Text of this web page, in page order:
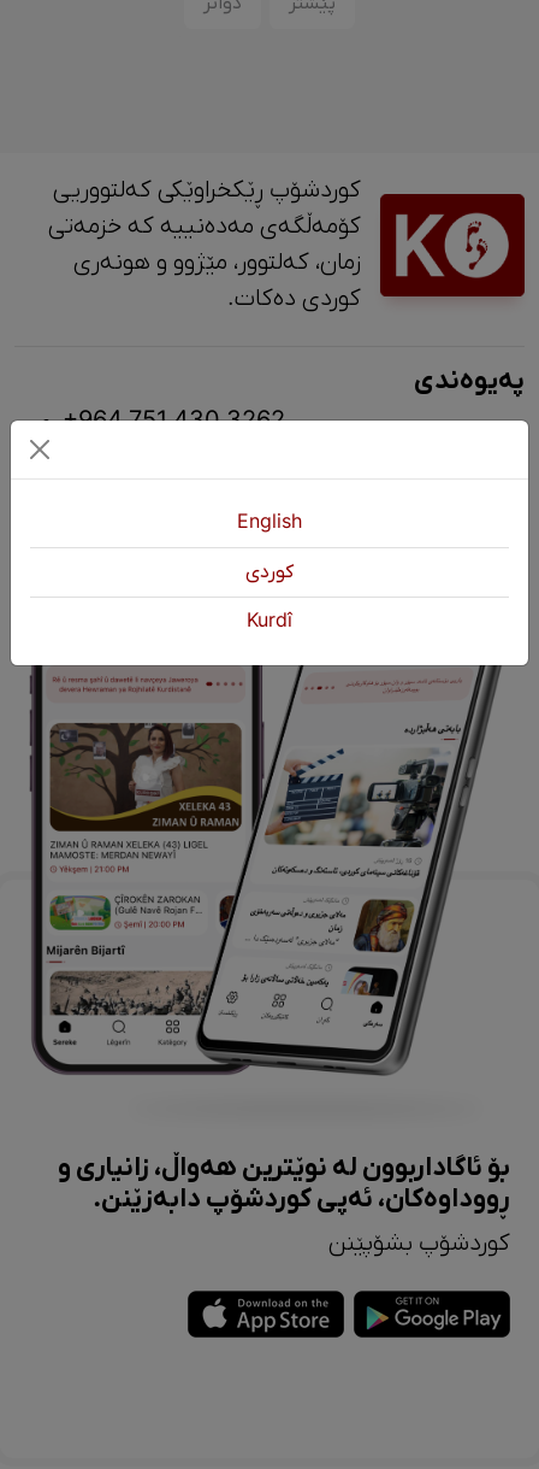
کوردشۆپ ڕێکخراوێکی کەلتووریی
کۆمەڵگەی مەدەنییە کە خزمەتی
زمان، کەلتوور، مێژوو و ‎هونەری
کوردی دەکات.
پەیوەندی
+964 751 430 3262
بۆ ئاگاداربوون لە نوێترین هەواڵ، زانیاری و
ڕووداوەکان، ئەپی کوردشۆپ دابەزێنن.
کوردشۆپ بشۆپێنن
English
كوردی
Kurdî